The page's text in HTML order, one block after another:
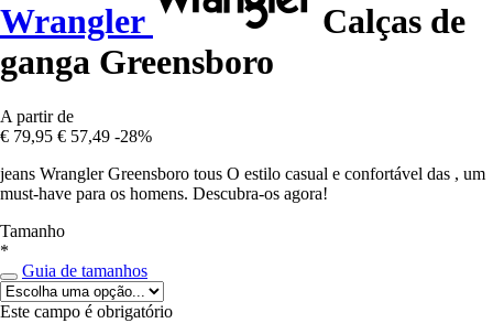
Wrangler
Calças de
ganga Greensboro
A partir de
€ 79,95 € 57,49 -28%
jeans Wrangler Greensboro tous O estilo casual e confortável das , um
must-have para os homens. Descubra-os agora!
Tamanho
*
Guia de tamanhos
Este campo é obrigatório